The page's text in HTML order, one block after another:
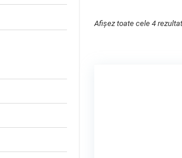
Afișez toate cele 4